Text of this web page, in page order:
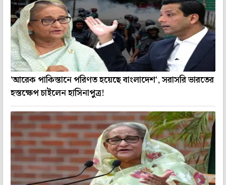
'আরেক পাকিস্তানে পরিণত হয়েছে বাংলাদেশ', সরাসরি ভারতের
হস্তক্ষেপ চাইলেন হাসিনাপুত্র!